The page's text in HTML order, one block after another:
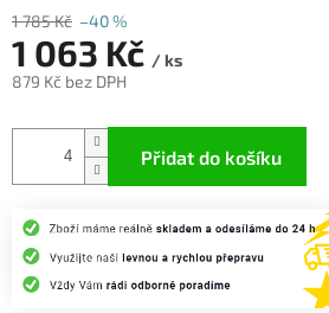
1 785 Kč –40 %
1 063 Kč / ks
879 Kč bez DPH
Přidat do košíku